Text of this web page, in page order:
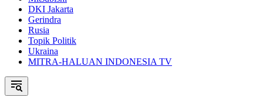
DKI Jakarta
Gerindra
Rusia
Topik Politik
Ukraina
MITRA-HALUAN INDONESIA TV